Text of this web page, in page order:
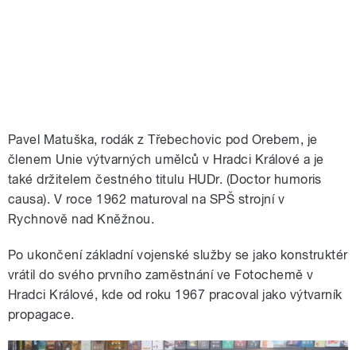
Pavel Matuška, rodák z Třebechovic pod Orebem, je
členem Unie výtvarných umělců v Hradci Králové a je
také držitelem čestného titulu HUDr. (Doctor humoris
causa). V roce 1962 maturoval na SPŠ strojní v
Rychnově nad Kněžnou.
Po ukončení základní vojenské služby se jako konstruktér
vrátil do svého prvního zaměstnání ve Fotochemě v
Hradci Králové, kde od roku 1967 pracoval jako výtvarník
propagace.